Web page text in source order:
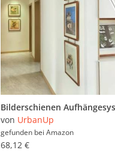
von UrbanUp
gefunden bei Amazon
68,12 €